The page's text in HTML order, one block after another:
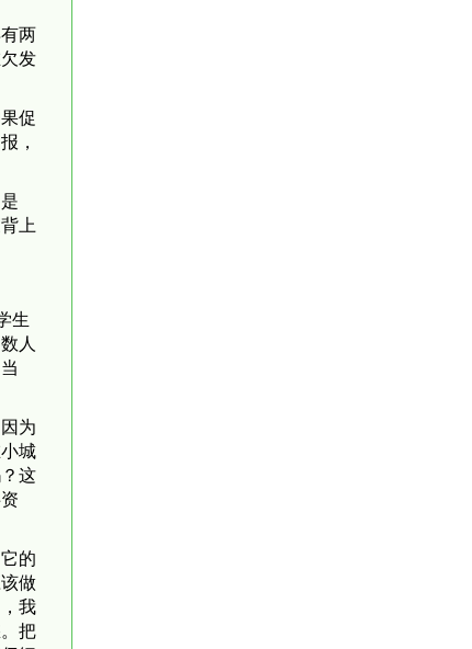
两
发
促
，
上
生
人
为
城
这
的
做
我
把